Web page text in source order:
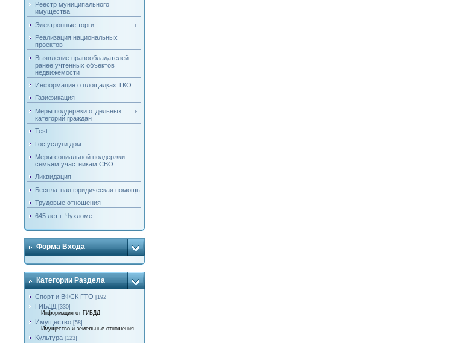
Реестр муниципального
имущества
Электронные торги
Реализация национальных
проектов
Выявление правообладателей
ранее учтенных объектов
недвижемости
Информация о площадках ТКО
Газификация
Меры поддержки отдельных
категорий граждан
Test
Гос.услуги дом
Меры социальной поддержки
семьям участникам СВО
Ликвидация
Бесплатная юридическая помощь
Трудовые отношения
645 лет г. Чухломе
Форма Входа
Категории Раздела
Спорт и ВФСК ГТО [192]
ГИБДД [330]
Информация от ГИБДД
Имущество [58]
Имущество и земельные отношения
Культура [123]